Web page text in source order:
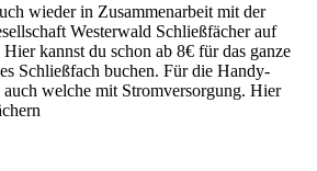
wieder in Zusammenarbeit mit der
Westerwald Schließfächer auf
kannst du schon ab 8€ für das ganze
Schließfach buchen. Für die Handy-
welche mit Stromversorgung. Hier